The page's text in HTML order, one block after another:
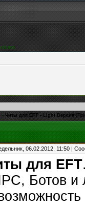
» Читы для EFT - Light Версия
06.02.2012, 11:50 |
для EFT
Ботов и